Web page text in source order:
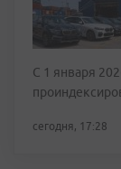
С 1 января
сегодня, 17:28